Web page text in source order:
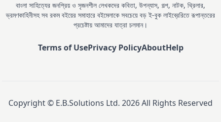
বাংলা সাহিত্যের জনপ্রিয় ও সৃজনশীল লেখকদের কবিতা, উপন্যাস, গল্প, নাটক, থ্রিলার,
ভ্রমণকাহিনীসহ সব রকম বইয়ের সমাহারে বইমেলাকে সবচেয়ে বড় ই-বুক লাইব্রেরিতে রূপান্তরের
প্রচেষ্টায় আমাদের যাত্রা চলমান।
Terms of UsePrivacy PolicyAboutHelp
Copyright © E.B.Solutions Ltd. 2026All Rights Reserved